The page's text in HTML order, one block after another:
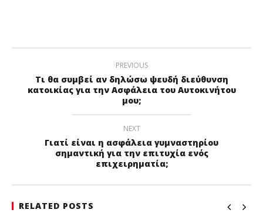
PREVIOUS
Τι θα συμβεί αν δηλώσω ψευδή διεύθυνση
κατοικίας για την Ασφάλεια του Αυτοκινήτου
μου;
NEXT
Γιατί είναι η ασφάλεια γυμναστηρίου
σημαντική για την επιτυχία ενός
επιχειρηματία;
RELATED POSTS